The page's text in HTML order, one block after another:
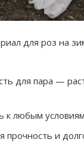
для роз на
для пара —
к любым
прочность и